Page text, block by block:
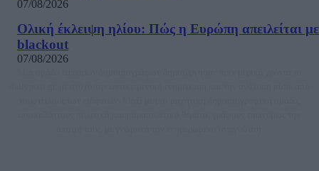
07/08/2026
Ολική έκλειψη ηλίου: Πώς η Ευρώπη απειλείται με
blackout
07/08/2026